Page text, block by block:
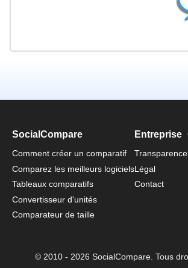
SocialCompare
Comment créer un comparatif
Comparez les meilleurs logiciels
Tableaux comparatifs
Convertisseur d'unités
Comparateur de taille
Entreprise
Transparence
Légal
Contact
© 2010 - 2026 SocialCompare. Tous